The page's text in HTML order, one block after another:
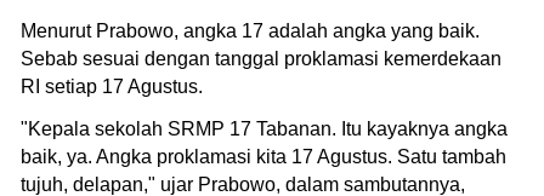
Menurut Prabowo, angka 17 adalah angka yang baik.
Sebab sesuai dengan tanggal proklamasi kemerdekaan
RI setiap 17 Agustus.
"Kepala sekolah SRMP 17 Tabanan. Itu kayaknya angka
baik, ya. Angka proklamasi kita 17 Agustus. Satu tambah
tujuh, delapan," ujar Prabowo, dalam sambutannya,